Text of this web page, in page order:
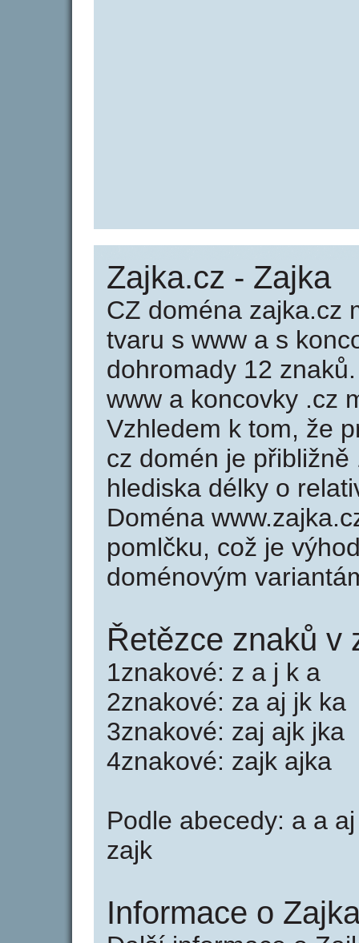
Zajka.cz - Zajka
CZ doména zajka.cz
tvaru s www a s
dohromady 12
www a koncovky .cz
Vzhledem k tom, že
cz domén je
hlediska délky o
Doména
pomlčku, což je
doménovým
Řetězce znaků v
1znakové: z a j k a
2znakové: za aj jk ka
3znakové: zaj ajk jka
4znakové: zajk ajka
Podle abecedy: a a
zajk
Informace o